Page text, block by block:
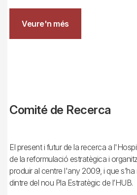
Veure'n més
Comité de Recerca
El present i futur de la recerca a
de la reformulació estratègica i
produir al centre l'any 2009, i que
dintre del nou Pla Estratègic de l’HUB.